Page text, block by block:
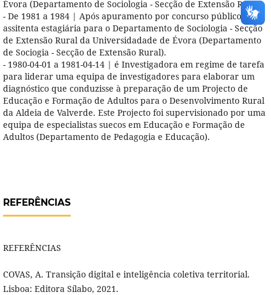
Évora (Departamento de Sociologia - Secção de Extensão Rural).
- De 1981 a 1984 | Após apuramento por concurso público, é
assitenta estagiária para o Departamento de Sociologia - Secção
de Extensão Rural da Universidadade de Évora (Departamento
de Sociogia - Secção de Extensão Rural).
- 1980-04-01 a 1981-04-14 | é Investigadora em regime de tarefa
para liderar uma equipa de investigadores para elaborar um
diagnóstico que conduzisse à preparação de um Projecto de
Educação e Formação de Adultos para o Desenvolvimento Rural
da Aldeia de Valverde. Este Projecto foi supervisionado por uma
equipa de especialistas suecos em Educação e Formação de
Adultos (Departamento de Pedagogia e Educação).
REFERÊNCIAS
REFERÊNCIAS
COVAS, A. Transição digital e inteligência coletiva territorial.
Lisboa: Editora Sílabo, 2021.